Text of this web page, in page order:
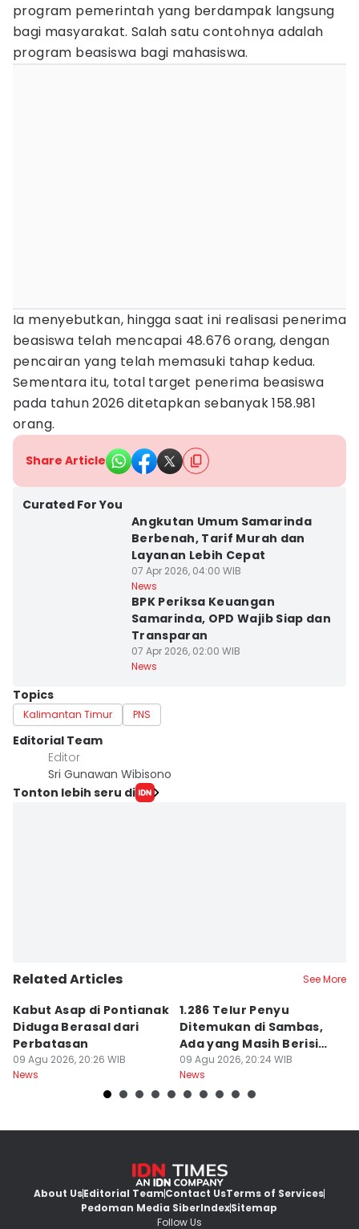
program pemerintah yang berdampak langsung
bagi masyarakat. Salah satu contohnya adalah
program beasiswa bagi mahasiswa.
Ia menyebutkan, hingga saat ini realisasi penerima
beasiswa telah mencapai 48.676 orang, dengan
pencairan yang telah memasuki tahap kedua.
Sementara itu, total target penerima beasiswa
pada tahun 2026 ditetapkan sebanyak 158.981
orang.
Share Article
Curated For You
Angkutan Umum Samarinda
Berbenah, Tarif Murah dan
Layanan Lebih Cepat
07 Apr 2026, 04:00 WIB
News
BPK Periksa Keuangan
Samarinda, OPD Wajib Siap dan
Transparan
07 Apr 2026, 02:00 WIB
News
Topics
Kalimantan Timur PNS
Editorial Team
Editor
Sri Gunawan Wibisono
Tonton lebih seru di
Related Articles See More
Kabut Asap di Pontianak
Diduga Berasal dari
Perbatasan
09 Agu 2026, 20:26 WIB
News
1.286 Telur Penyu
Ditemukan di Sambas,
Ada yang Masih Berisi
Embrio
09 Agu 2026, 20:24 WIB
News
About UsEditorial TeamContact UsTerms of Services
Pedoman Media SiberIndexSitemap
Follow Us